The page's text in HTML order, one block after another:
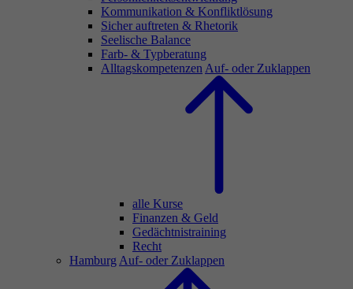
Kommunikation & Konfliktlösung
Sicher auftreten & Rhetorik
Seelische Balance
Farb- & Typberatung
Alltagskompetenzen Auf- oder Zuklappen
alle Kurse
Finanzen & Geld
Gedächtnistraining
Recht
Hamburg Auf- oder Zuklappen